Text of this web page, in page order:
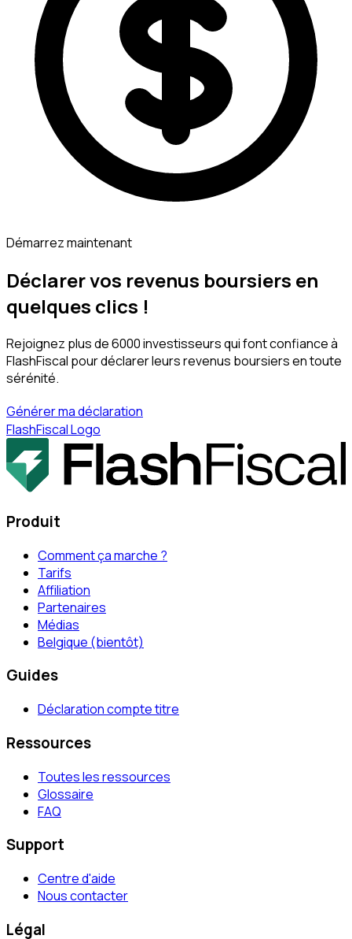
Démarrez maintenant
Déclarer vos revenus boursiers en
quelques clics !
Rejoignez plus de 6000 investisseurs qui font confiance à
FlashFiscal pour déclarer leurs revenus boursiers en toute
sérénité.
Générer ma déclaration
FlashFiscal Logo
Produit
Comment ça marche ?
Tarifs
Affiliation
Partenaires
Médias
Belgique (bientôt)
Guides
Déclaration compte titre
Ressources
Toutes les ressources
Glossaire
FAQ
Support
Centre d'aide
Nous contacter
Légal